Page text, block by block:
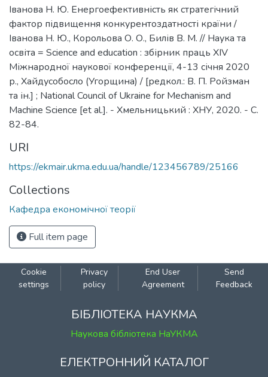
Іванова Н. Ю. Енергоефективність як стратегічний
фактор підвищення конкурентоздатності країни /
Іванова Н. Ю., Корольова О. О., Билів В. М. // Наука та
освіта = Science and education : збірник праць XIV
Міжнародної наукової конференції, 4-13 січня 2020
р., Хайдусобосло (Угорщина) / [редкол.: В. П. Ройзман
та ін.] ; National Council of Ukraine for Mechanism and
Machine Science [et al.]. - Хмельницький : ХНУ, 2020. - С.
82-84.
URI
https://ekmair.ukma.edu.ua/handle/123456789/25166
Collections
Кафедра економічної теорії
Full item page
Cookie
settings
Privacy
policy
End User
Agreement
Send
Feedback
БІБЛІОТЕКА НАУКМА
Наукова бібліотека НаУКМА
ЕЛЕКТРОННИЙ КАТАЛОГ